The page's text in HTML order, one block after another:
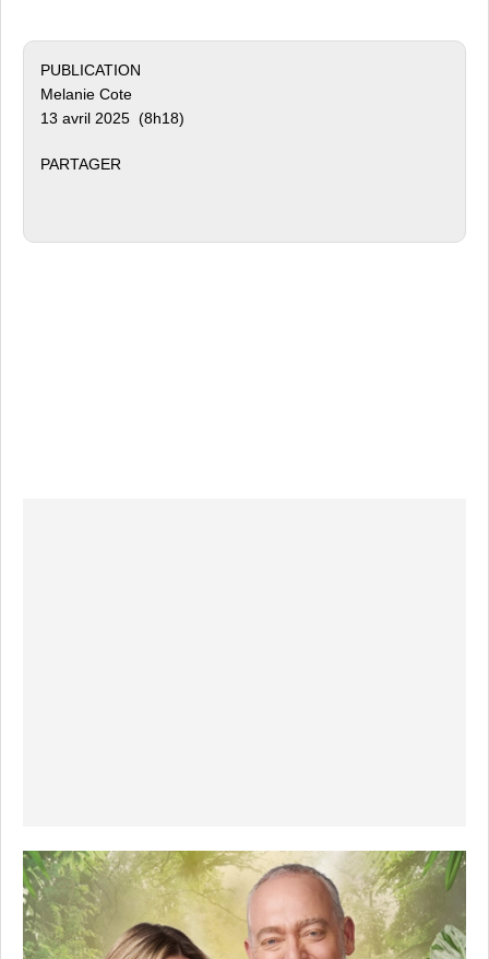
PUBLICATION
Melanie Cote
13 avril 2025 (8h18)
PARTAGER